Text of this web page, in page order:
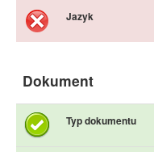
Jazyk
Dokument
Typ dokumentu